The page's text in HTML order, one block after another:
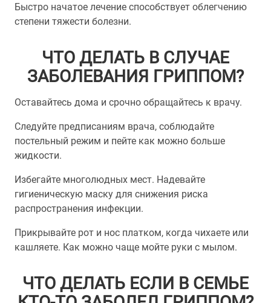
Быстро начатое лечение способствует облегчению
степени тяжести болезни.
ЧТО ДЕЛАТЬ В СЛУЧАЕ
ЗАБОЛЕВАНИЯ ГРИППОМ?
Оставайтесь дома и срочно обращайтесь к врачу.
Следуйте предписаниям врача, соблюдайте
постельный режим и пейте как можно больше
жидкости.
Избегайте многолюдных мест. Надевайте
гигиеническую маску для снижения риска
распространения инфекции.
Прикрывайте рот и нос платком, когда чихаете или
кашляете. Как можно чаще мойте руки с мылом.
ЧТО ДЕЛАТЬ ЕСЛИ В СЕМЬЕ